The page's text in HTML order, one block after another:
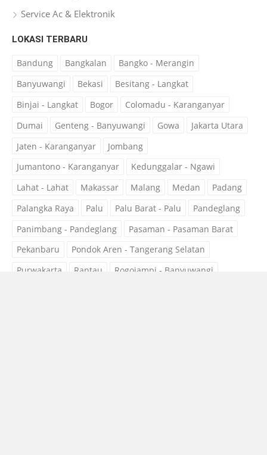
Service Ac & Elektronik
LOKASI TERBARU
Bandung Bangkalan
Bangko - Merangin
Banyuwangi
Bekasi
Besitang - Langkat
Binjai - Langkat
Bogor
Colomadu - Karanganyar
Dumai
Genteng - Banyuwangi Gowa
Jakarta Utara
Jaten - Karanganyar
Jombang
Jumantono - Karanganyar
Kedunggalar - Ngawi
Lahat - Lahat
Makassar Malang Medan
Padang
Palangka Raya
Palu Palu Barat - Palu
Pandeglang
Panimbang - Pandeglang
Pasaman - Pasaman Barat
Pekanbaru
Pondok Aren - Tangerang Selatan
Purwakarta
Rantau
Rogojampi - Banyuwangi